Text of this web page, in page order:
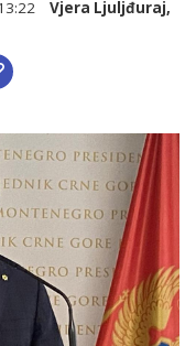
Vjera Ljuljđuraj,